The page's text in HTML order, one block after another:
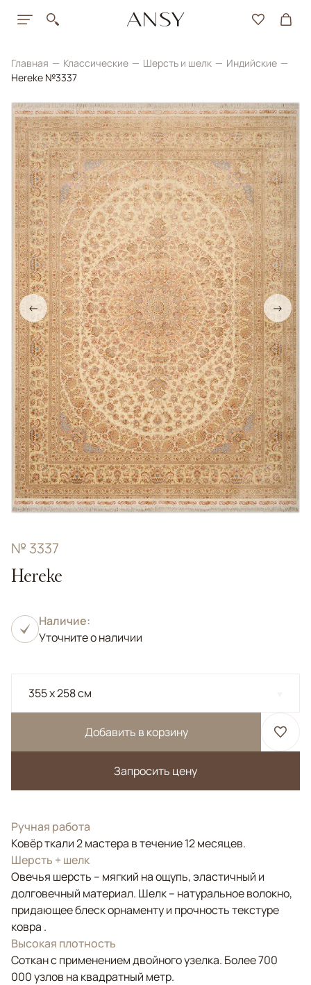
Главная Классические Шерсть и шелк
Индийские
Hereke №3337
← →
№ 3337
Hereke
Наличие:
Уточните о наличии
355 x 258 см
Добавить в корзину
Запросить цену
Ручная работа
Ковёр ткали 2 мастера в течение 12 месяцев.
Шерсть + шелк
Овечья шерсть – мягкий на ощупь, эластичный и
долговечный материал. Шелк – натуральное волокно,
придающее блеск орнаменту и прочность текстуре
ковра .
Высокая плотность
Соткан с применением двойного узелка. Более 700
000 узлов на квадратный метр.